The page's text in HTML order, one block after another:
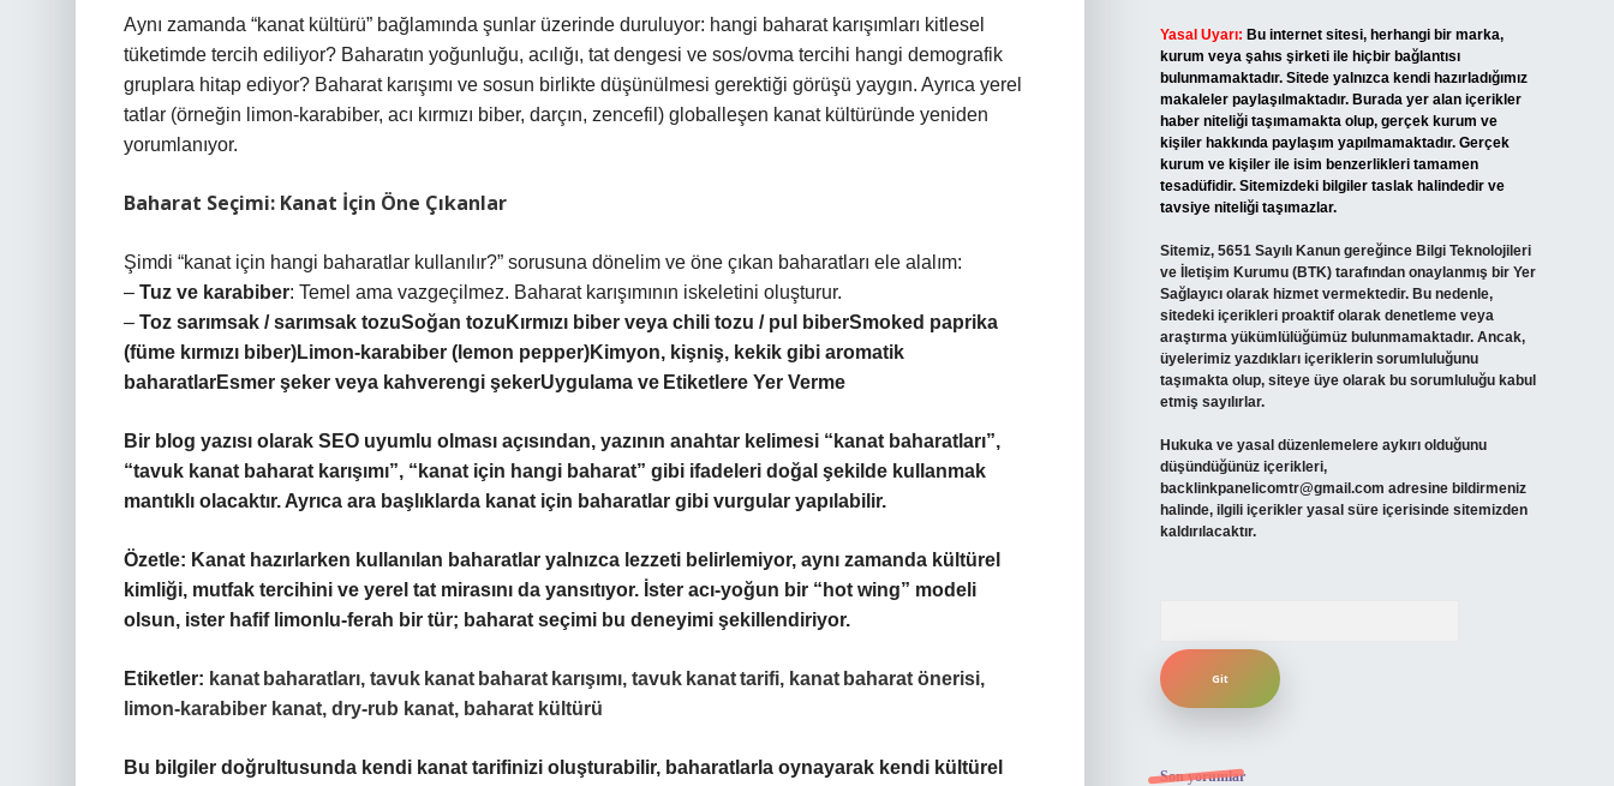
Aynı zamanda “kanat kültürü” bağlamında şunlar üzerinde duruluyor: hangi baharat karışımları kitlesel
tüketimde tercih ediliyor? Baharatın yoğunluğu, acılığı, tat dengesi ve sos/ovma tercihi hangi demografik
gruplara hitap ediyor? Baharat karışımı ve sosun birlikte düşünülmesi gerektiği görüşü yaygın. Ayrıca yerel
tatlar (örneğin limon‑karabiber, acı kırmızı biber, darçın, zencefil) globalleşen kanat kültüründe yeniden
yorumlanıyor.
Baharat Seçimi: Kanat İçin Öne Çıkanlar
Şimdi “kanat için hangi baharatlar kullanılır?” sorusuna dönelim ve öne çıkan baharatları ele alalım:
– Tuz ve karabiber: Temel ama vazgeçilmez. Baharat karışımının iskeletini oluşturur.
– Toz sarımsak / sarımsak tozuSoğan tozuKırmızı biber veya chili tozu / pul biberSmoked paprika
(füme kırmızı biber)Limon‑karabiber (lemon pepper)Kimyon, kişniş, kekik gibi aromatik
baharatlarEsmer şeker veya kahverengi şekerUygulama ve Etiketlere Yer Verme
Bir blog yazısı olarak SEO uyumlu olması açısından, yazının anahtar kelimesi “kanat baharatları”,
“tavuk kanat baharat karışımı”, “kanat için hangi baharat” gibi ifadeleri doğal şekilde kullanmak
mantıklı olacaktır. Ayrıca ara başlıklarda kanat için baharatlar gibi vurgular yapılabilir.
Özetle: Kanat hazırlarken kullanılan baharatlar yalnızca lezzeti belirlemiyor, aynı zamanda kültürel
kimliği, mutfak tercihini ve yerel tat mirasını da yansıtıyor. İster acı‑yoğun bir “hot wing” modeli
olsun, ister hafif limonlu‑ferah bir tür; baharat seçimi bu deneyimi şekillendiriyor.
Etiketler: kanat baharatları, tavuk kanat baharat karışımı, tavuk kanat tarifi, kanat baharat önerisi,
limon‑karabiber kanat, dry‑rub kanat, baharat kültürü
Bu bilgiler doğrultusunda kendi kanat tarifinizi oluşturabilir, baharatlarla oynayarak kendi kültürel
Yasal Uyarı: Bu internet sitesi, herhangi bir marka,
kurum veya şahıs şirketi ile hiçbir bağlantısı
bulunmamaktadır. Sitede yalnızca kendi hazırladığımız
makaleler paylaşılmaktadır. Burada yer alan içerikler
haber niteliği taşımamakta olup, gerçek kurum ve
kişiler hakkında paylaşım yapılmamaktadır. Gerçek
kurum ve kişiler ile isim benzerlikleri tamamen
tesadüfidir. Sitemizdeki bilgiler taslak halindedir ve
tavsiye niteliği taşımazlar.
Sitemiz, 5651 Sayılı Kanun gereğince Bilgi Teknolojileri
ve İletişim Kurumu (BTK) tarafından onaylanmış bir Yer
Sağlayıcı olarak hizmet vermektedir. Bu nedenle,
sitedeki içerikleri proaktif olarak denetleme veya
araştırma yükümlülüğümüz bulunmamaktadır. Ancak,
üyelerimiz yazdıkları içeriklerin sorumluluğunu
taşımakta olup, siteye üye olarak bu sorumluluğu kabul
etmiş sayılırlar.
Hukuka ve yasal düzenlemelere aykırı olduğunu
düşündüğünüz içerikleri,
backlinkpanelicomtr@gmail.com adresine bildirmeniz
halinde, ilgili içerikler yasal süre içerisinde sitemizden
kaldırılacaktır.
Son yorumlar